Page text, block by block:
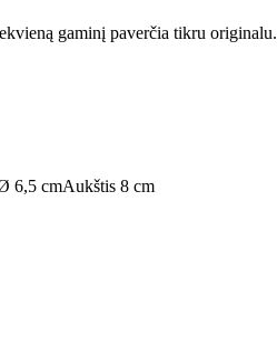
gaminį paverčia tikru originalu.
6,5 cmAukštis 8 cm